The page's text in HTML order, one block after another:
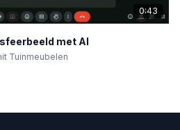
0:43
met AI
Tuinmeubelen